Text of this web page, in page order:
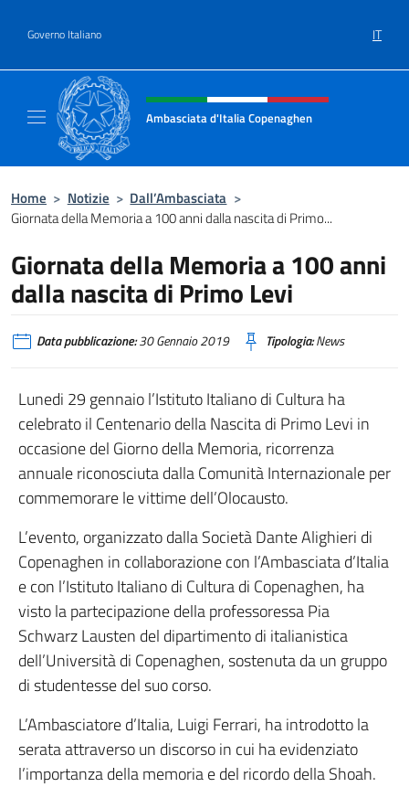
Governo Italiano IT
Intestazione sito, social e menù
Ambasciata d'Italia Copenaghen
Home > Notizie > Dall’Ambasciata >
Giornata della Memoria a 100 anni dalla nascita di Primo...
Giornata della Memoria a 100 anni
dalla nascita di Primo Levi
Data pubblicazione:30 Gennaio 2019 Tipologia:News
Lunedi 29 gennaio l’Istituto Italiano di Cultura ha
celebrato il Centenario della Nascita di Primo Levi in
occasione del Giorno della Memoria, ricorrenza
annuale riconosciuta dalla Comunità Internazionale per
commemorare le vittime dell’Olocausto.
L’evento, organizzato dalla Società Dante Alighieri di
Copenaghen in collaborazione con l’Ambasciata d’Italia
e con l’Istituto Italiano di Cultura di Copenaghen, ha
visto la partecipazione della professoressa Pia
Schwarz Lausten del dipartimento di italianistica
dell’Università di Copenaghen, sostenuta da un gruppo
di studentesse del suo corso.
L’Ambasciatore d’Italia, Luigi Ferrari, ha introdotto la
serata attraverso un discorso in cui ha evidenziato
l’importanza della memoria e del ricordo della Shoah.